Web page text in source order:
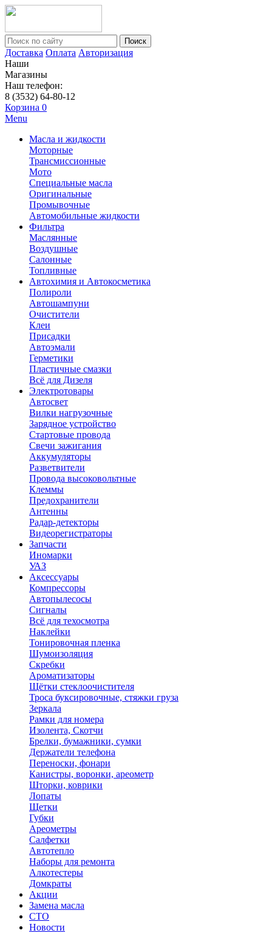
Поиск
Доставка Оплата Авторизация
Наши
Магазины
Наш телефон:
8 (3532) 64-80-12
Корзина 0
Menu
Масла и жидкости
Моторные
Трансмиссионные
Мото
Специальные масла
Оригинальные
Промывочные
Автомобильные жидкости
Фильтра
Маслянные
Воздушные
Салонные
Топливные
Автохимия и Автокосметика
Полироли
Автошампуни
Очистители
Клеи
Присадки
Автоэмали
Герметики
Пластичные смазки
Всё для Дизеля
Электротовары
Автосвет
Вилки нагрузочные
Зарядное устройство
Стартовые провода
Свечи зажигания
Аккумуляторы
Разветвители
Провода высоковольтные
Клеммы
Предохранители
Антенны
Радар-детекторы
Видеорегистраторы
Запчасти
Иномарки
УАЗ
Аксесcуары
Компрессоры
Автопылесосы
Сигналы
Всё для техосмотра
Наклейки
Тонировочная пленка
Шумоизоляция
Скребки
Ароматизаторы
Щётки стеклоочистителя
Троса буксировочные, стяжки груза
Зеркала
Рамки для номера
Изолента, Скотчи
Брелки, бумажники, сумки
Держатели телефона
Переноски, фонари
Канистры, воронки, ареометр
Шторки, коврики
Лопаты
Щетки
Губки
Ареометры
Салфетки
Автотепло
Наборы для ремонта
Алкотестеры
Домкраты
Акции
Замена масла
СТО
Новости